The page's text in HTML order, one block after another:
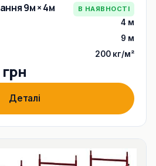
9м × 4м В НАЯВНОСТІ
4 м
9 м
200 кг/м²
Деталі